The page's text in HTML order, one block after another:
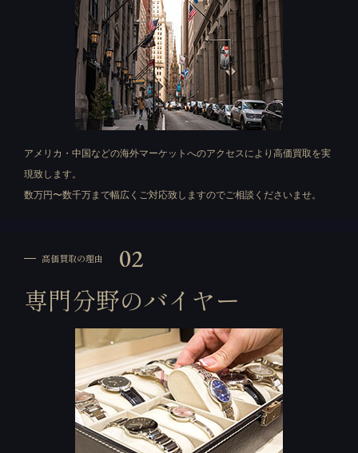
アメリカ・中国などの海外マーケットへのアクセスにより高価買取を実
現致します。
数万円〜数千万まで幅広くご対応致しますのでご相談くださいませ。
高価買取の理由 02
専門分野のバイヤー